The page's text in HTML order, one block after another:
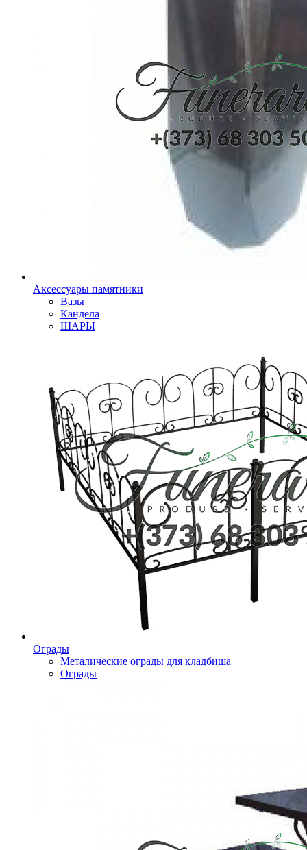
Аксессуары памятники
Вазы
Кандела
ШАРЫ
Ограды
Металические ограды для кладбиша
Ограды